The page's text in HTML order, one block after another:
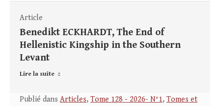
Article
Benedikt ECKHARDT, The End of
Hellenistic Kingship in the Southern
Levant
Lire la suite
Publié dans Articles, Tome 128 - 2026- N°1, Tomes et